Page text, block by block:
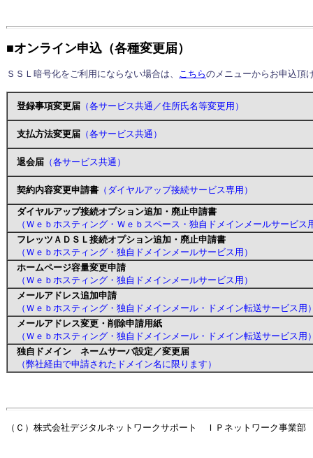
■オンライン申込（各種変更届）
ＳＳＬ暗号化をご利用にならない場合は、 こちらのメニューからお申込頂
登録事項変更届 （各サービス共通／住所氏名等変更用）
支払方法変更届 （各サービス共通）
退会届 （各サービス共通）
契約内容変更申請書 （ダイヤルアップ接続サービス専用）
ダイヤルアップ接続オプション追加・廃止申請書
（Ｗｅｂホスティング・Ｗｅｂスペース・独自ドメインメールサービス
フレッツＡＤＳＬ接続オプション追加・廃止申請書
（Ｗｅｂホスティング・独自ドメインメールサービス用）
ホームページ容量変更申請
（Ｗｅｂホスティング・独自ドメインメールサービス用）
メールアドレス追加申請
（Ｗｅｂホスティング・独自ドメインメール・ドメイン転送サービス用
メールアドレス変更・削除申請用紙
（Ｗｅｂホスティング・独自ドメインメール・ドメイン転送サービス用
独自ドメイン ネームサーバ設定／変更届
（弊社経由で申請されたドメイン名に限ります）
（Ｃ）株式会社デジタルネットワークサポート ＩＰネットワーク事業部